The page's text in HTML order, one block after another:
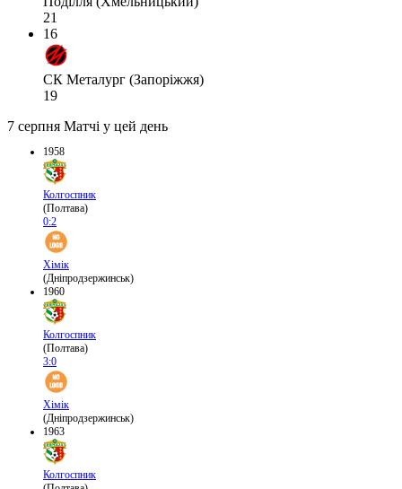
21
16
СК Металург (Запоріжжя)
19
7 серпня Матчі у цей день
1958
Колгоспник
(Полтава)
0:2
Хімік
(Дніпродзержинськ)
1960
Колгоспник
(Полтава)
3:0
Хімік
(Дніпродзержинськ)
1963
Колгоспник